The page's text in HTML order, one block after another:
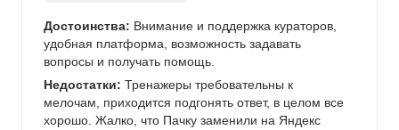
Достоинства: Внимание и поддержка кураторов,
удобная платформа, возможность задавать
вопросы и получать помощь.
Недостатки: Тренажеры требовательны к
мелочам, приходится подгонять ответ, в целом все
хорошо. Жалко, что Пачку заменили на Яндекс